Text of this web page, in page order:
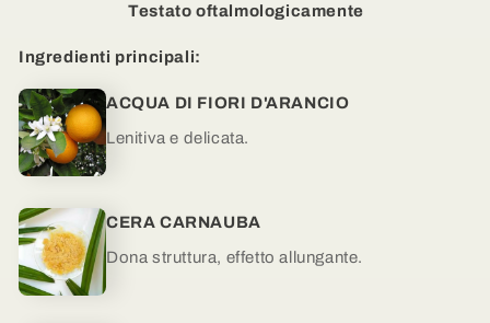
Testato oftalmologicamente
Ingredienti principali:
ACQUA DI FIORI D'ARANCIO
Lenitiva e delicata.
CERA CARNAUBA
Dona struttura, effetto allungante.